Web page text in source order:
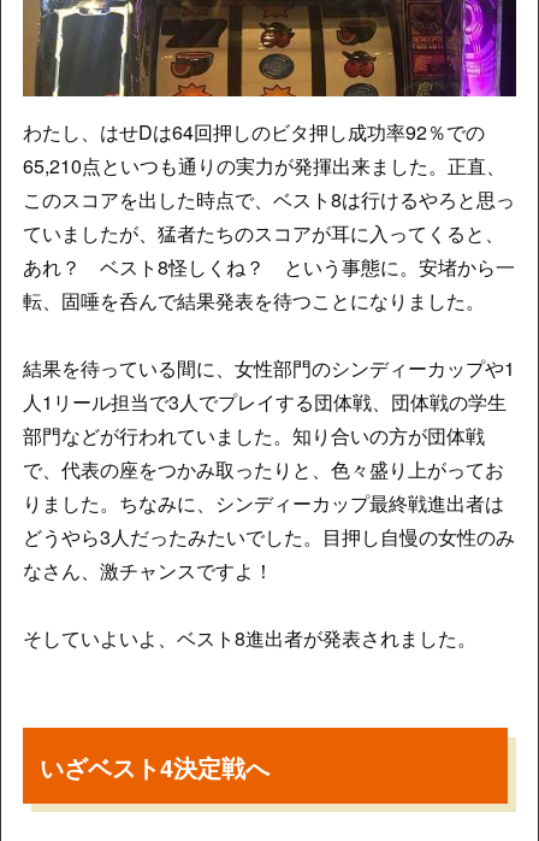
わたし、はせDは64回押しのビタ押し成功率92％での
65,210点といつも通りの実力が発揮出来ました。正直、
このスコアを出した時点で、ベスト8は行けるやろと思っ
ていましたが、猛者たちのスコアが耳に入ってくると、
あれ？ ベスト8怪しくね？ という事態に。安堵から一
転、固唾を呑んで結果発表を待つことになりました。
結果を待っている間に、女性部門のシンディーカップや1
人1リール担当で3人でプレイする団体戦、団体戦の学生
部門などが行われていました。知り合いの方が団体戦
で、代表の座をつかみ取ったりと、色々盛り上がってお
りました。ちなみに、シンディーカップ最終戦進出者は
どうやら3人だったみたいでした。目押し自慢の女性のみ
なさん、激チャンスですよ！
そしていよいよ、ベスト8進出者が発表されました。
いざベスト4決定戦へ